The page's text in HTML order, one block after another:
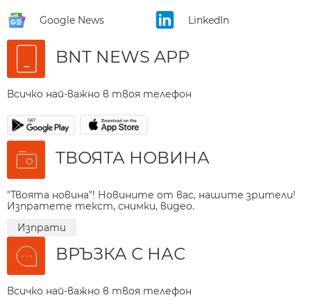
Google News LinkedIn
BNT NEWS APP
Всичко най-важно в твоя телефон
ТВОЯТА НОВИНА
"Твоята новина"! Новините от вас, нашите зрители!
Изпратете текст, снимки, видео.
Изпрати
ВРЪЗКА С НАС
Всичко най-важно в твоя телефон